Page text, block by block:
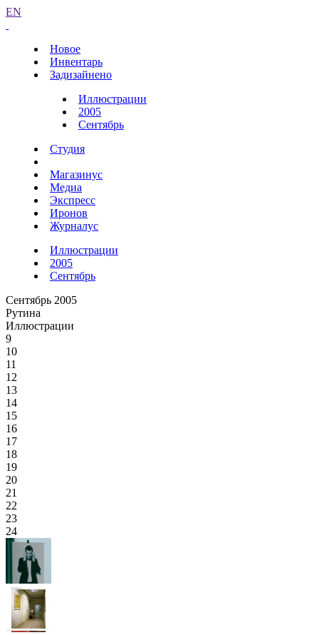
EN
Новое
Инвентарь
Задизайнено
Иллюстрации
2005
Сентябрь
Студия
Магазинус
Медиа
Экспресс
Иронов
Журналус
Иллюстрации
2005
Сентябрь
Сентябрь 2005
Рутина
Иллюстрации
9
10
11
12
13
14
15
16
17
18
19
20
21
22
23
24